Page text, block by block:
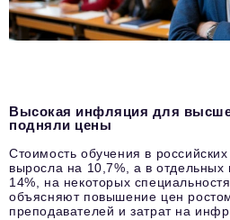
Высокая инфляция для
подняли цены
Стоимость обучения в
выросла на 10,7%, а в отдельных
14%, на некоторых
объясняют повышение цен
преподавателей и затрат на